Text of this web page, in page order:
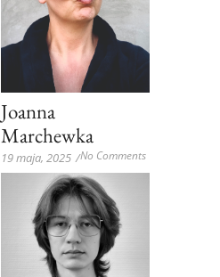
Joanna
Marchewka
19 maja, 2025 /No Comments